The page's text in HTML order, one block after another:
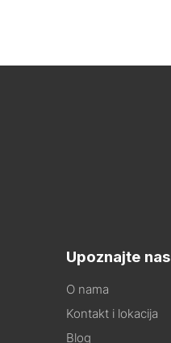
Upoznajte nas
O nama
Kontakt i lokacija
Blog